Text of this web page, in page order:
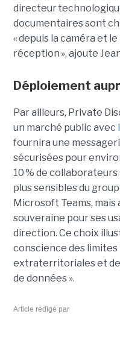
directeur
documentaires sont
« depuis la caméra et le
réception », ajoute
Déploiement
Par ailleurs, Private
un marché public avec
fournira une
sécurisées pour
10 % de
plus sensibles du
Microsoft Teams,
souveraine pour ses
direction. Ce choix
conscience des limites
extraterritoriales et
de données ».
Article rédigé par